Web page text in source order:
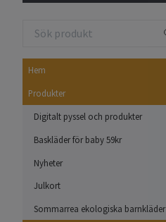
Hem
Produkter
Digitalt pyssel och produkter
Baskläder för baby 59kr
Nyheter
Julkort
Sommarrea ekologiska barnkläder